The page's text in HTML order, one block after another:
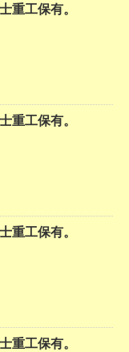
重工保有。
重工保有。
重工保有。
重工保有。